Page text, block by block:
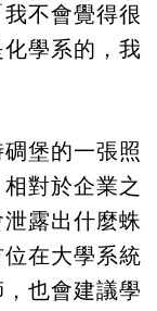
不會覺得很
學系的，我
堡的一張照
對於企業之
露出什麼蛛
在大學系統
也會建議學